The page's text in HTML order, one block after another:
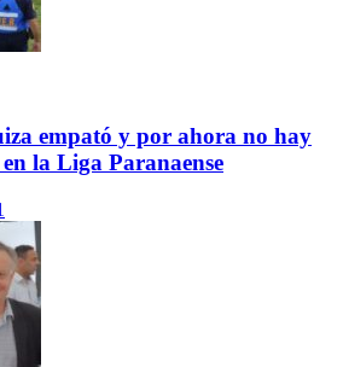
empató y por ahora no hay
la Liga Paranaense